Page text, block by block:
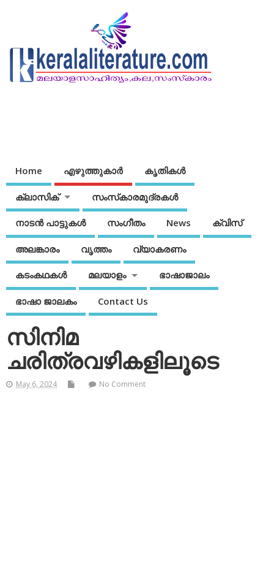
Home എഴുത്തുകാര്‍ കൃതികൾ
ക്ലാസിക് സംസ്‌കാരമുദ്രകള്‍
നാടന്‍ പാട്ടുകള്‍ സംഗീതം News ക്വിസ്
അലങ്കാരം വൃത്തം വ്യാകരണം
കടംകഥകള്‍ മലയാളം ഭാഷാജാലം
ഭാഷാ ജാലകം Contact Us
സിനിമ
ചരിത്രവഴികളിലൂടെ
May 6, 2024 No Comment